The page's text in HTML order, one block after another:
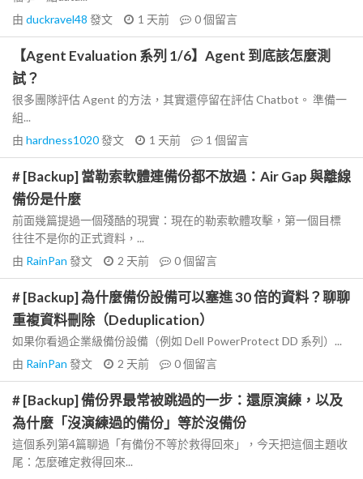
由 duckravel48 發文 1 天前 0個留言
【Agent Evaluation 系列 1/6】Agent 到底該怎麼測
試？
很多團隊評估 Agent 的方法，其實還停留在評估 Chatbot。 準備一
組...
由 hardness1020發文 1 天前 1 個留言
# [Backup] 當勒索軟體連備份都不放過：Air Gap 與離線
備份是什麼
前面幾篇提過一個殘酷的現實：現在的勒索軟體攻擊，第一個目標
往往不是你的正式資料，...
由 RainPan 發文 2 天前 0個留言
# [Backup] 為什麼備份設備可以塞進 30 倍的資料？聊聊
重複資料刪除（Deduplication）
如果你看過企業級備份設備（例如 Dell PowerProtect DD 系列）...
由 RainPan 發文 2 天前 0個留言
# [Backup] 備份界最常被跳過的一步：還原演練，以及
為什麼「沒演練過的備份」等於沒備份
這個系列第4篇聊過「有備份不等於救得回來」，今天把這個主題收
尾：怎麼確定救得回來...